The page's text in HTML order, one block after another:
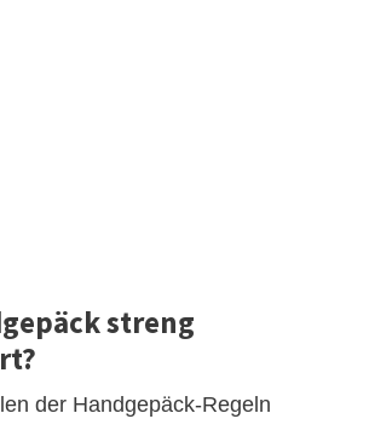
streng
der Handgepäck-Regeln